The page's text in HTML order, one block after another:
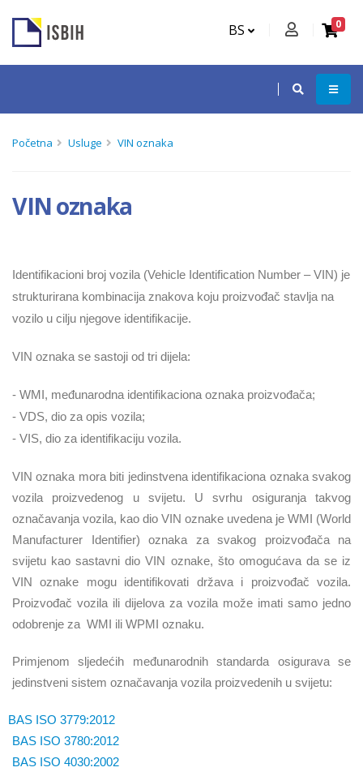
BS 0
Početna Usluge VIN oznaka
VIN oznaka
Identifikacioni broj vozila (Vehicle Identification Number ‒ VIN) je
strukturirana kombinacija znakova koju proizvođač stavlja na
vozilo u cilju njegove identifikacije.
VIN oznaka se sastoji od tri dijela:
- WMI, međunarodna identifikaciona oznaka proizvođača;
- VDS, dio za opis vozila;
- VIS, dio za identifikaciju vozila.
VIN oznaka mora biti jedinstvena identifikaciona oznaka svakog
vozila proizvedenog u svijetu. U svrhu osiguranja takvog
označavanja vozila, kao dio VIN oznake uvedena je WMI (World
Manufacturer Identifier) oznaka za svakog proizvođača na
svijetu kao sastavni dio VIN oznake, što omogućava da se iz
VIN oznake mogu identifikovati država i proizvođač vozila.
Proizvođač vozila ili dijelova za vozila može imati samo jedno
odobrenje za WMI ili WPMI oznaku.
Primjenom sljedećih međunarodnih standarda osigurava se
jedinstveni sistem označavanja vozila proizvedenih u svijetu:
BAS ISO 3779:2012
BAS ISO 3780:2012
BAS ISO 4030:2002